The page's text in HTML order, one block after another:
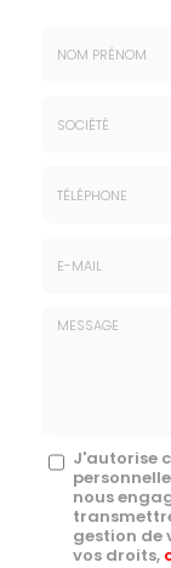
Message
J'autorise
nous
gestion de
vos droits,